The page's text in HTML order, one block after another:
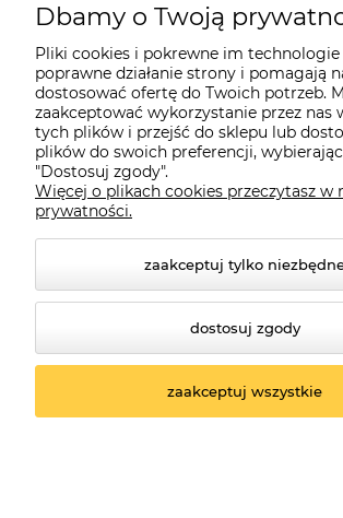
Moje konto
O firmie
Czerwona Dynia|ul. Konarskiego 9a| 66-
© 2026 czerwonadynia.pl. Wszelkie
Dbamy o Twoją
Pliki cookies i pokrewne im
poprawne działanie strony i pomagają
dostosować ofertę do Twoich potrzeb.
zaakceptować wykorzystanie przez nas
tych plików i przejść do sklepu lub
plików do swoich preferencji,
"Dostosuj zgody".
Więcej o plikach cookies przeczytasz w
prywatności.
zaakceptuj tylko
dostosuj zgody
zaakceptuj wszystkie